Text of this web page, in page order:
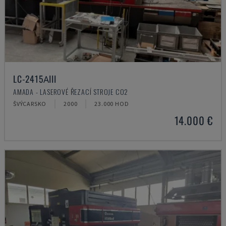
LC-2415ΑIII
AMADA - LASEROVÉ ŘEZACÍ STROJE CO2
ŠVÝCARSKO 2000 23.000 HOD
14.000 €